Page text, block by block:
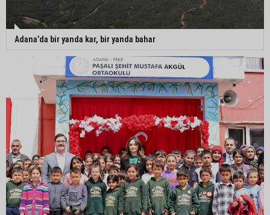
Adana’da bir yanda kar, bir yanda bahar